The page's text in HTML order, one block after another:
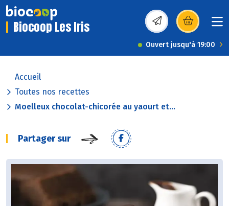
Biocoop Les Iris (s’ouvre dans une
Ouvert jusqu'à 19:00
Accueil
Toutes nos recettes
Moelleux chocolat-chicorée au yaourt et...
Partager sur